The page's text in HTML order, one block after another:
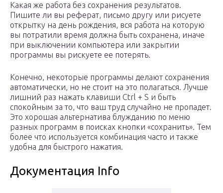
Какая же работа без сохранения результатов.
Пишите ли вы реферат, письмо другу или рисуете
открытку на день рождения, вся работа на которую
вы потратили время должна быть сохранена, иначе
при выключении компьютера или закрытии
программы вы рискуете ее потерять.
Конечно, некоторые программы делают сохранения
автоматически, но не стоит на это полагаться. Лучше
лишний раз нажать клавиши Ctrl + S и быть
спокойным за то, что ваш труд случайно не пропадет.
Это хорошая альтернатива блужданию по меню
разных программ в поисках кнопки «сохранить». Тем
более что используется комбинация часто и также
удобна для быстрого нажатия.
Документация Info